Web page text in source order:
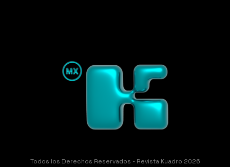
Todos los Derechos Reservados - Revista Kuadro 2026